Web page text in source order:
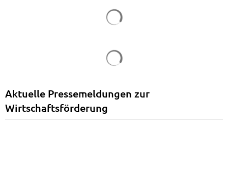
Aktuelle Pressemeldungen zur
Wirtschaftsförderung